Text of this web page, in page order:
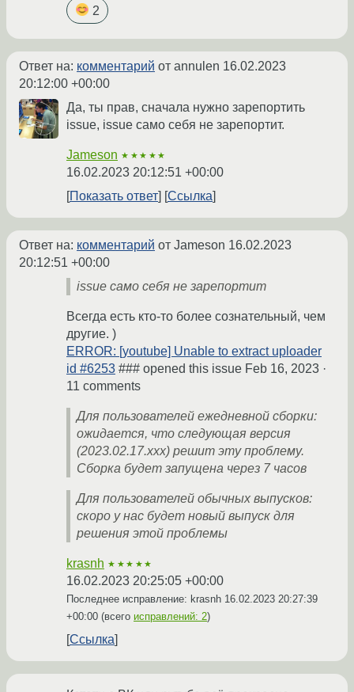
2
Ответ на: комментарий от annulen 16.02.2023
20:12:00 +00:00
Да, ты прав, сначала нужно зарепортить
issue, issue само себя не зарепортит.
Jameson ★★★★★
16.02.2023 20:12:51 +00:00
Показать ответ
Ссылка
Ответ на: комментарий от Jameson 16.02.2023
20:12:51 +00:00
issue само себя не зарепортит
Всегда есть кто-то более сознательный, чем
другие. )
ERROR: [youtube] Unable to extract uploader
id #6253 ### opened this issue Feb 16, 2023 ·
11 comments
Для пользователей ежедневной сборки:
ожидается, что следующая версия
(2023.02.17.xxx) решит эту проблему.
Сборка будет запущена через 7 часов
Для пользователей обычных выпусков:
скоро у нас будет новый выпуск для
решения этой проблемы
krasnh ★★★★★
16.02.2023 20:25:05 +00:00
Последнее исправление: krasnh 16.02.2023 20:27:39
+00:00 (всего исправлений: 2)
Ссылка